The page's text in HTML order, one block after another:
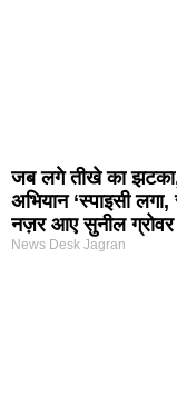
जब लगे तीखे का
अभियान ‘स्पाइसी
नज़र आए सुनील ग्रोवर
News Desk Jagran